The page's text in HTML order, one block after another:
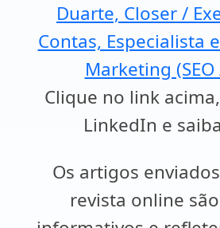
Duarte, Closer /
Contas, Especialista
Marketing (SEO
Clique no link
LinkedIn e
Os artigos
revista online